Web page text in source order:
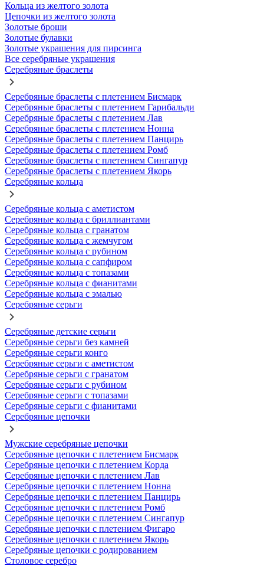
Кольца из желтого золота
Цепочки из желтого золота
Золотые броши
Золотые булавки
Золотые украшения для пирсинга
Все серебряные украшения
Серебряные браслеты
Серебряные браслеты с плетением Бисмарк
Серебряные браслеты с плетением Гарибальди
Серебряные браслеты с плетением Лав
Серебряные браслеты с плетением Нонна
Серебряные браслеты с плетением Панцирь
Серебряные браслеты с плетением Ромб
Серебряные браслеты с плетением Сингапур
Серебряные браслеты с плетением Якорь
Серебряные кольца
Серебряные кольца с аметистом
Серебряные кольца с бриллиантами
Серебряные кольца с гранатом
Серебряные кольца с жемчугом
Серебряные кольца с рубином
Серебряные кольца с сапфиром
Серебряные кольца с топазами
Серебряные кольца с фианитами
Серебряные кольца с эмалью
Серебряные серьги
Серебряные детские серьги
Серебряные серьги без камней
Серебряные серьги конго
Серебряные серьги с аметистом
Серебряные серьги с гранатом
Серебряные серьги с рубином
Серебряные серьги с топазами
Серебряные серьги с фианитами
Серебряные цепочки
Мужские серебряные цепочки
Серебряные цепочки с плетением Бисмарк
Серебряные цепочки с плетением Корда
Серебряные цепочки с плетением Лав
Серебряные цепочки с плетением Нонна
Серебряные цепочки с плетением Панцирь
Серебряные цепочки с плетением Ромб
Серебряные цепочки с плетением Сингапур
Серебряные цепочки с плетением Фигаро
Серебряные цепочки с плетением Якорь
Серебряные цепочки с родированием
Столовое серебро